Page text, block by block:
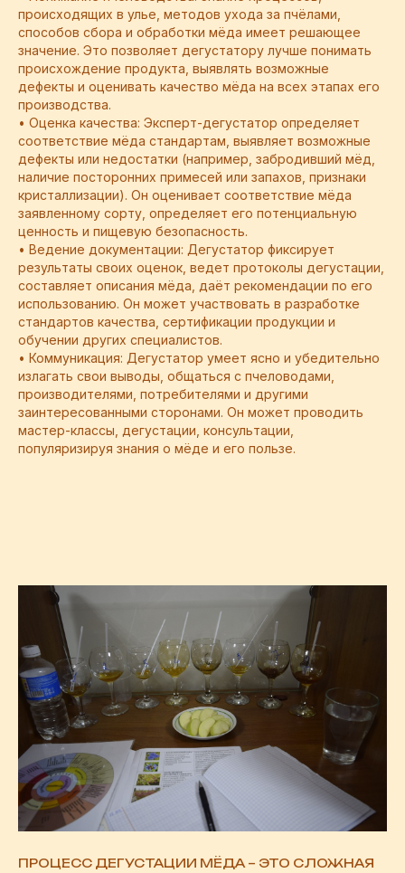
происходящих в улье, методов ухода за пчёлами,
способов сбора и обработки мёда имеет решающее
значение. Это позволяет дегустатору лучше понимать
происхождение продукта, выявлять возможные
дефекты и оценивать качество мёда на всех этапах его
производства.
• Оценка качества: Эксперт-дегустатор определяет
соответствие мёда стандартам, выявляет возможные
дефекты или недостатки (например, забродивший мёд,
наличие посторонних примесей или запахов, признаки
кристаллизации). Он оценивает соответствие мёда
заявленному сорту, определяет его потенциальную
ценность и пищевую безопасность.
• Ведение документации: Дегустатор фиксирует
результаты своих оценок, ведет протоколы дегустации,
составляет описания мёда, даёт рекомендации по его
использованию. Он может участвовать в разработке
стандартов качества, сертификации продукции и
обучении других специалистов.
• Коммуникация: Дегустатор умеет ясно и убедительно
излагать свои выводы, общаться с пчеловодами,
производителями, потребителями и другими
заинтересованными сторонами. Он может проводить
мастер-классы, дегустации, консультации,
популяризируя знания о мёде и его пользе.
ПРОЦЕСС ДЕГУСТАЦИИ МЁДА – ЭТО СЛОЖНАЯ